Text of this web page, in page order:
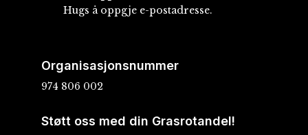
Hugs å oppgje e-postadresse.
Organisasjonsnummer
974 806 002
Støtt oss med din Grasrotandel!